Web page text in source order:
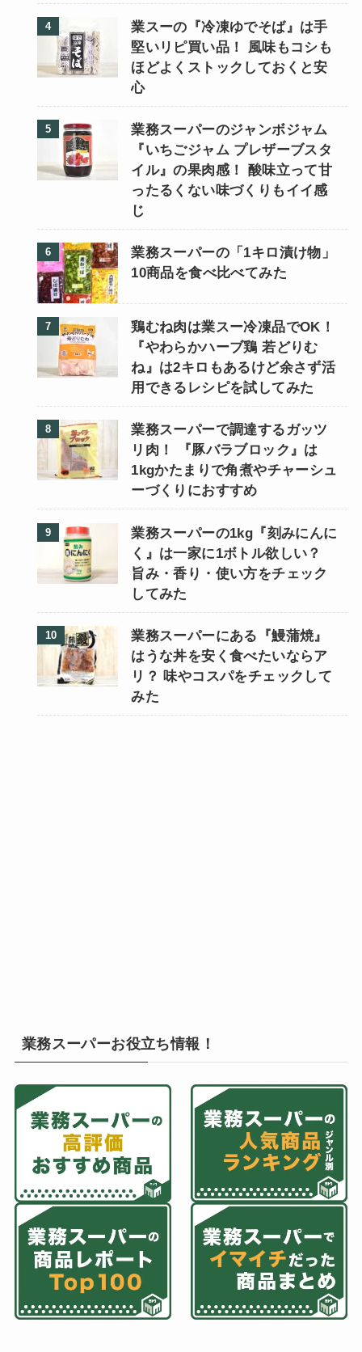
業スーの『冷凍ゆでそば』は手
堅いリピ買い品！ 風味もコシも
ほどよくストックしておくと安
心
業務スーパーのジャンボジャム
『いちごジャム プレザーブスタ
イル』の果肉感！ 酸味立って甘
ったるくない味づくりもイイ感
じ
業務スーパーの「1キロ漬け物」
10商品を食べ比べてみた
鶏むね肉は業スー冷凍品でOK！
『やわらかハーブ鶏 若どりむ
ね』は2キロもあるけど余さず活
用できるレシピを試してみた
業務スーパーで調達するガッツ
リ肉！ 『豚バラブロック』は
1kgかたまりで角煮やチャーシュ
ーづくりにおすすめ
業務スーパーの1kg『刻みにんに
く』は一家に1ボトル欲しい？
旨み・香り・使い方をチェック
してみた
業務スーパーにある『鰻蒲焼』
はうな丼を安く食べたいならア
リ？ 味やコスパをチェックして
みた
業務スーパーお役立ち情報！